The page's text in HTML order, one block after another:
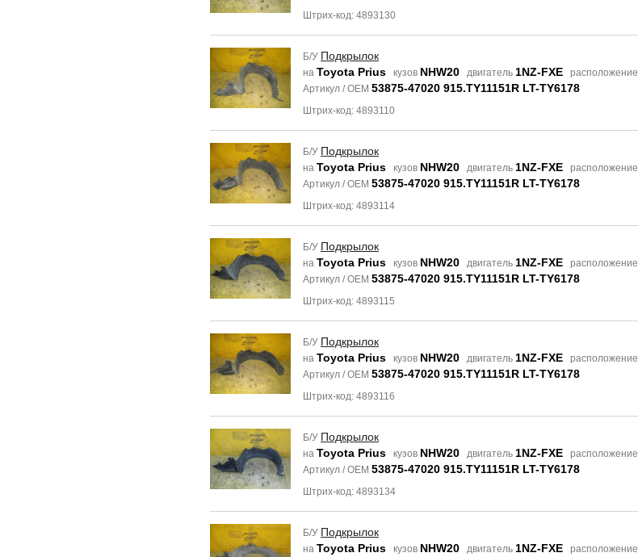
Штрих-код: 4893130
Б/У Подкрылок
на Toyota Prius кузов NHW20 двигатель 1NZ-FXE расположение
Артикул / OEM 53875-47020 915.TY11151R LT-TY6178
Штрих-код: 4893110
Б/У Подкрылок
на Toyota Prius кузов NHW20 двигатель 1NZ-FXE расположение
Артикул / OEM 53875-47020 915.TY11151R LT-TY6178
Штрих-код: 4893114
Б/У Подкрылок
на Toyota Prius кузов NHW20 двигатель 1NZ-FXE расположение
Артикул / OEM 53875-47020 915.TY11151R LT-TY6178
Штрих-код: 4893115
Б/У Подкрылок
на Toyota Prius кузов NHW20 двигатель 1NZ-FXE расположение
Артикул / OEM 53875-47020 915.TY11151R LT-TY6178
Штрих-код: 4893116
Б/У Подкрылок
на Toyota Prius кузов NHW20 двигатель 1NZ-FXE расположение
Артикул / OEM 53875-47020 915.TY11151R LT-TY6178
Штрих-код: 4893134
Б/У Подкрылок
на Toyota Prius кузов NHW20 двигатель 1NZ-FXE расположение